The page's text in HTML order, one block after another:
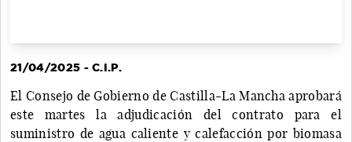
21/04/2025 - C.I.P.
El Consejo de Gobierno de Castilla-La Mancha aprobará
este martes la adjudicación del contrato para el
suministro de agua caliente y calefacción por biomasa